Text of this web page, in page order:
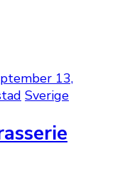
13,
Sverige